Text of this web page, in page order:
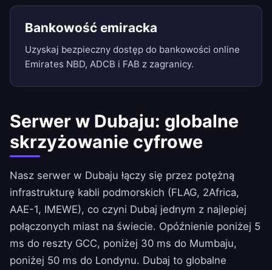
Bankowość emiracka
Uzyskaj bezpieczny dostęp do bankowości online
Emirates NBD, ADCB i FAB z zagranicy.
Serwer w Dubaju: globalne
skrzyżowanie cyfrowe
Nasz serwer w Dubaju łączy się przez potężną
infrastrukturę kabli podmorskich (FLAG, 2Africa,
AAE-1, IMEWE), co czyni Dubaj jednym z najlepiej
połączonych miast na świecie. Opóźnienie poniżej 5
ms do reszty GCC, poniżej 30 ms do Mumbaju,
poniżej 50 ms do Londynu. Dubaj to globalne